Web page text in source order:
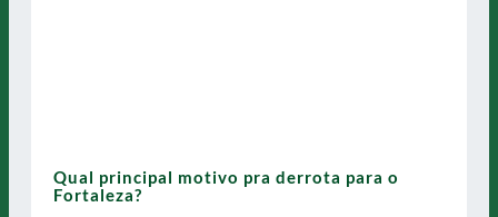
Qual principal motivo pra derrota para o
Fortaleza?